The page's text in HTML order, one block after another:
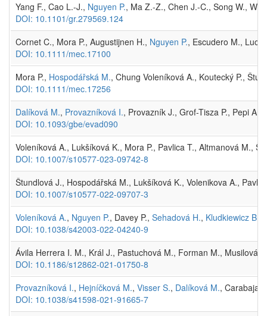
Yang F., Cao L.-J., Nguyen P., Ma Z.-Z., Chen J.-C., Song W.,
DOI: 10.1101/gr.279569.124
Cornet C., Mora P., Augustijnen H., Nguyen P., Escudero M.,
DOI: 10.1111/mec.17100
Mora P., Hospodářská M., Chung Voleníková A., Koutecký P.,
DOI: 10.1111/mec.17256
Dalíková M., Provazníková I., Provazník J., Grof-Tisza P., Pepi A.,
DOI: 10.1093/gbe/evad090
Voleníková A., Lukšíková K., Mora P., Pavlica T., Altmanová M.,
DOI: 10.1007/s10577-023-09742-8
Štundlová J., Hospodářská M., Lukšíková K., Volenikova A.,
DOI: 10.1007/s10577-022-09707-3
Voleníková A., Nguyen P., Davey P., Sehadová H., Kludkiewicz B.
DOI: 10.1038/s42003-022-04240-9
Ávila Herrera I. M., Král J., Pastuchová M., Forman M., Musilová
DOI: 10.1186/s12862-021-01750-8
Provazníková I., Hejníčková M., Visser S., Dalíková M., Carabajal
DOI: 10.1038/s41598-021-91665-7